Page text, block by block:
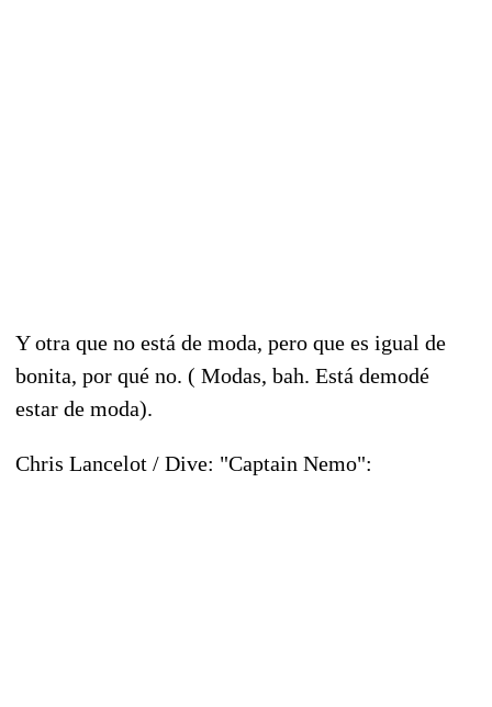
Y otra que no está de moda, pero que es igual de
bonita, por qué no. ( Modas, bah. Está demodé
estar de moda).
Chris Lancelot / Dive: "Captain Nemo":